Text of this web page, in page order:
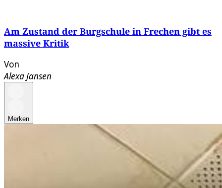
Am Zustand der Burgschule in Frechen gibt es
massive Kritik
Von
Alexa Jansen
Merken